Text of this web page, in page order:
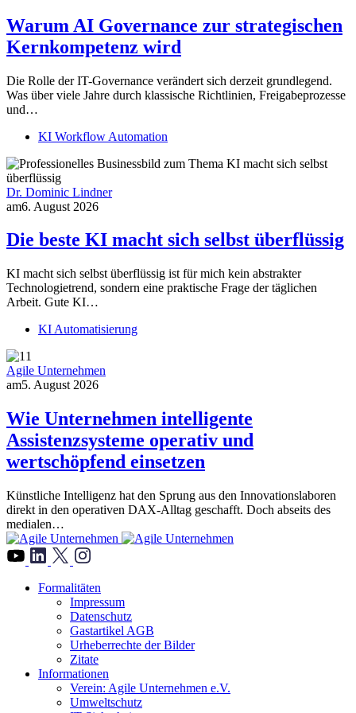
Warum AI Governance zur strategischen
Kernkompetenz wird
Die Rolle der IT-Governance verändert sich derzeit grundlegend.
Was über viele Jahre durch klassische Richtlinien, Freigabeprozesse
und…
KI Workflow Automation
Dr. Dominic Lindner
am6. August 2026
Die beste KI macht sich selbst überflüssig
KI macht sich selbst überflüssig ist für mich kein abstrakter
Technologietrend, sondern eine praktische Frage der täglichen
Arbeit. Gute KI…
KI Automatisierung
Agile Unternehmen
am5. August 2026
Wie Unternehmen intelligente
Assistenzsysteme operativ und
wertschöpfend einsetzen
Künstliche Intelligenz hat den Sprung aus den Innovationslaboren
direkt in den operativen DAX-Alltag geschafft. Doch abseits des
medialen…
Formalitäten
Impressum
Datenschutz
Gastartikel AGB
Urheberrechte der Bilder
Zitate
Informationen
Verein: Agile Unternehmen e.V.
Umweltschutz